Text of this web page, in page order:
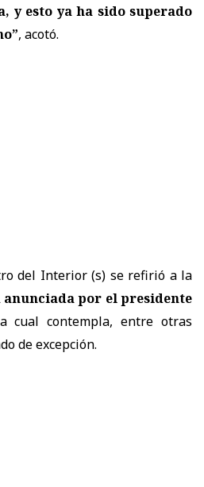
y esto ya ha sido superado
, acotó.
del Interior (s) se refirió a la
anunciada por el presidente
cual contempla, entre otras
de excepción.